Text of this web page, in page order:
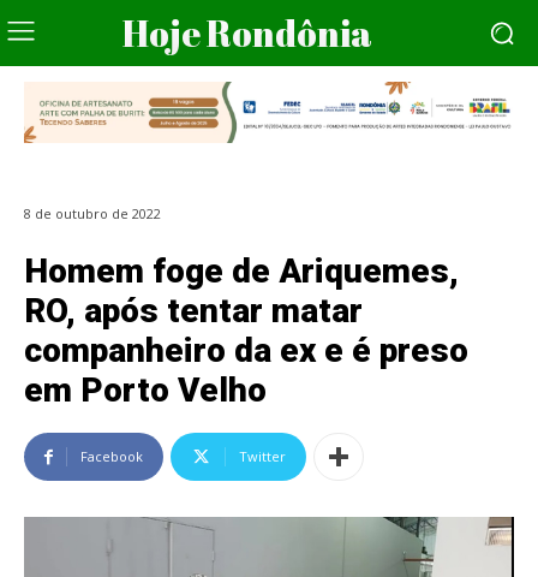
Hoje Rondônia
8 de outubro de 2022
Homem foge de Ariquemes,
RO, após tentar matar
companheiro da ex e é preso
em Porto Velho
Facebook Twitter